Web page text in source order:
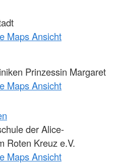
Maps Ansicht
Prinzessin Margaret
Maps Ansicht
der Alice-
Roten Kreuz e.V.
Maps Ansicht